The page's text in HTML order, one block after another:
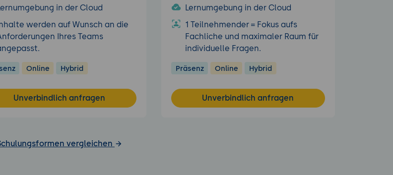
in der Cloud
werden auf Wunsch an die
Ihres Teams
Online Hybrid
Unverbindlich anfragen
Lernumgebung in der Cloud
1 Teilnehmender = Fokus aufs
Fachliche und maximaler Raum für
individuelle Fragen.
Präsenz Online Hybrid
Unverbindlich anfragen
vergleichen